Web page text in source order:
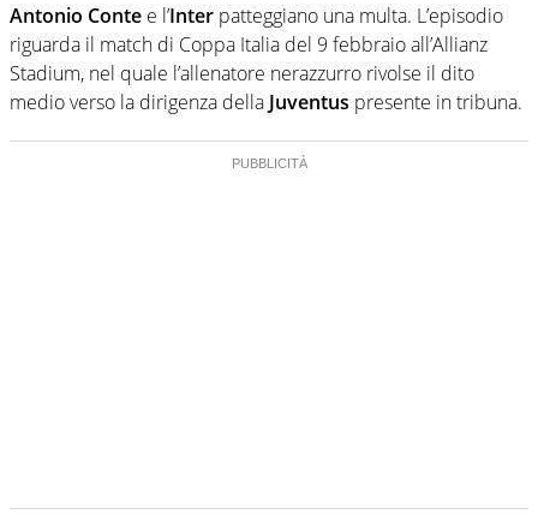
Antonio Conte e l’Inter patteggiano una multa. L’episodio
riguarda il match di Coppa Italia del 9 febbraio all’Allianz
Stadium, nel quale l’allenatore nerazzurro rivolse il dito
medio verso la dirigenza della Juventus presente in tribuna.